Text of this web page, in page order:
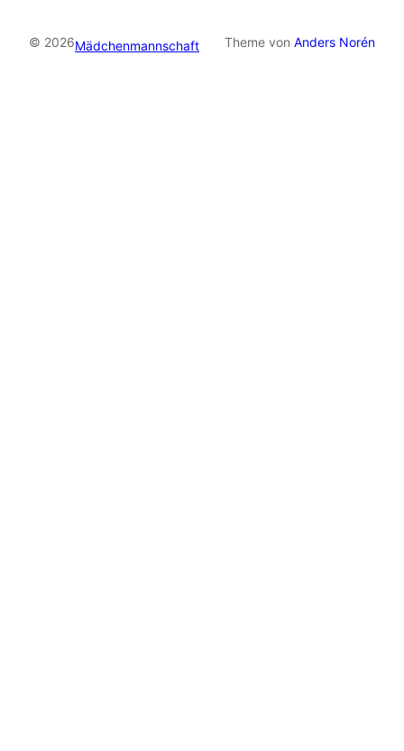
© 2026Mädchenmannschaft Theme von Anders Norén